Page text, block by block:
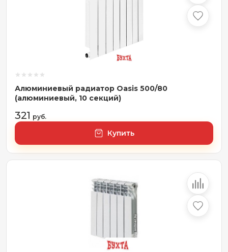
Алюминиевый радиатор Oasis 500/80
(алюминиевый, 10 секций)
321 руб.
Купить